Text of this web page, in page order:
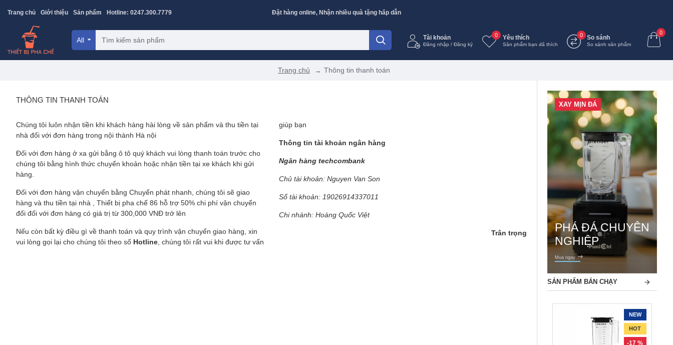
Trang chủ Giới thiệu Sản phẩm Hotline: 0247.300.7779 Đặt hàng online, Nhận nhiều quà tặng hấp dẫn
All Tài khoản
Đăng nhập / Đăng ký
Yêu thích
Sản phẩm bạn đã thích
0 So sánh
So sánh sản phẩm
0 0
Trang chủ Thông tin thanh toán
THÔNG TIN THANH TOÁN
Chúng tôi luôn nhận tiền khi khách hàng hài lòng về sản phẩm và thu tiền tại
nhà đối với đơn hàng trong nội thành Hà nội
Đối với đơn hàng ở xa gửi bằng ô tô quý khách vui lòng thanh toán trước cho
chúng tôi bằng hình thức chuyển khoản hoặc nhận tiền tại xe khách khi gửi
hàng.
Đối với đơn hàng vận chuyển bằng Chuyển phát nhanh, chúng tôi sẽ giao
hàng và thu tiền tại nhà , Thiết bị pha chế 86 hỗ trợ 50% chi phí vận chuyển
đối đối với đơn hàng có giá trị từ 300,000 VNĐ trở lên
Nếu còn bất kỳ điều gì về thanh toán và quy trình vận chuyển giao hàng, xin
vui lòng gọi lại cho chúng tôi theo số Hotline , chúng tôi rất vui khi được tư vấn
giúp bạn
Thông tin tài khoản ngân hàng
Ngân hàng techcombank
Chủ tài khoản: Nguyen Van Son
Số tài khoản: 19026914337011
Chi nhánh: Hoàng Quốc Việt
Trân trọng
XAY MỊN ĐÁ
PHÁ ĐÁ CHUYÊN
NGHIỆP
Mua ngay
SẢN PHẨM BÁN CHẠY
NEW
HOT
-17 %